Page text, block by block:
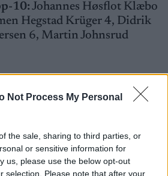
Not Process My Personal
the sale, sharing to third parties, or
or sensitive information for
us, please use the below opt-out
selection. Please note that after your
10:Johannes Høsflot Klæbo
Hegstad Krüger 4, Didrik
6, Martin Johnsrud
Klæbo, Norge
Sundby, Norge